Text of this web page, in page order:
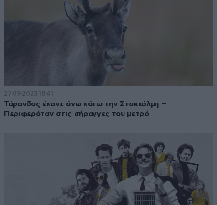
27·09·2023 18:41
Τάρανδος έκανε άνω κάτω την Στοκχόλμη –
Περιφερόταν στις σήραγγες του μετρό